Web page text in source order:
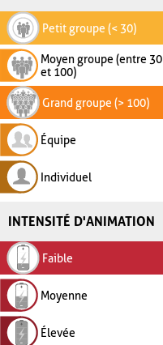
Petit groupe (< 30)
Moyen groupe (entre 30
et 100)
Grand groupe (> 100)
Équipe
Individuel
INTENSITÉ D'ANIMATION
Faible
Moyenne
Élevée